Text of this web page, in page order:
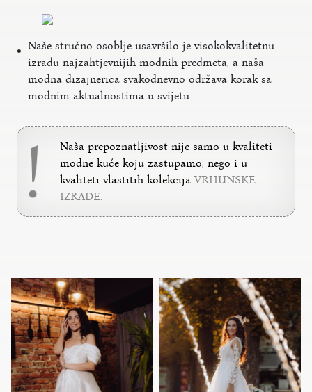
Naše stručno osoblje usavršilo je visokokvalitetnu
izradu najzahtjevnijih modnih predmeta, a naša
modna dizajnerica svakodnevno održava korak sa
modnim aktualnostima u svijetu.
Naša prepoznatljivost nije samo u kvaliteti
modne kuće koju zastupamo, nego i u
kvaliteti vlastitih kolekcija VRHUNSKE
IZRADE.